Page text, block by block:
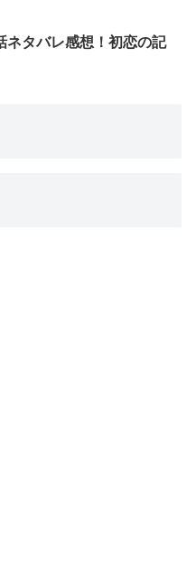
ネタバレ感想！初恋の記